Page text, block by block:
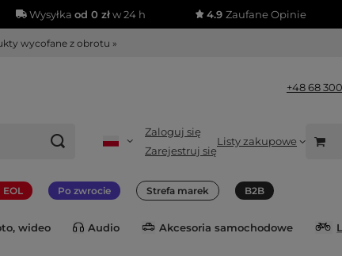
Wysyłka od 0 złw 24 h 4.9Zaufane Opinie
wycofane z obrotu »
+48 68
Zaloguj się
Zarejestruj się
Listy zakupowe
EOL Po zwrocie Strefa marek B2B
wideo Audio Akcesoria samochodowe